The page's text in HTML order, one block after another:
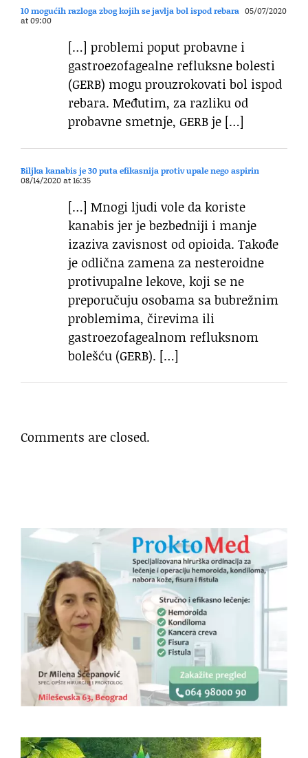
10 mogućih razloga zbog kojih se javlja bol ispod rebara 05/07/2020
at 09:00
[…] problemi poput probavne i
gastroezofagealne refluksne bolesti
(GERB) mogu prouzrokovati bol ispod
rebara. Međutim, za razliku od
probavne smetnje, GERB je […]
Biljka kanabis je 30 puta efikasnija protiv upale nego aspirin
08/14/2020 at 16:35
[…] Mnogi ljudi vole da koriste
kanabis jer je bezbedniji i manje
izaziva zavisnost od opioida. Takođe
je odlična zamena za nesteroidne
protivupalne lekove, koji se ne
preporučuju osobama sa bubrežnim
problemima, čirevima ili
gastroezofagealnom refluksnom
bolešću (GERB). […]
Comments are closed.